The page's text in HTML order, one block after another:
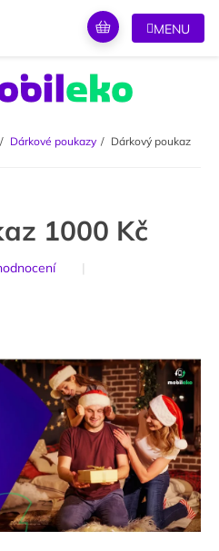
Dárkové poukazy
Dárkový poukaz
1000 Kč